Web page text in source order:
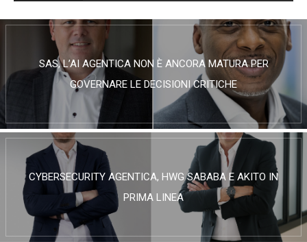
SAS, L’AI AGENTICA NON È ANCORA MATURA PER
GOVERNARE LE DECISIONI CRITICHE
CYBERSECURITY AGENTICA, HWG SABABA E AKITO IN
PRIMA LINEA